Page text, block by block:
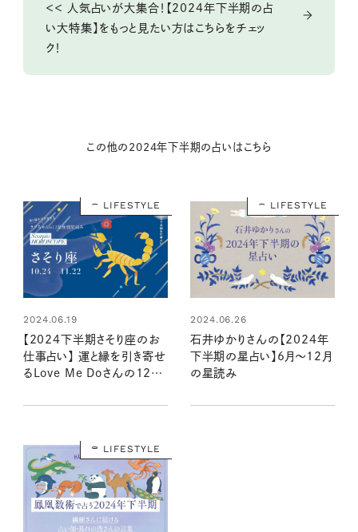
＜＜ 人気占いが大集合！【2024年下半期の占
い大特集】をもっと見たい方はこちらをチェッ
ク！
この他の2024年下半期の占いはこちら
LIFESTYLE
2024.06.19
【2024下半期さそり座のお
仕事占い】 運と縁を引き寄せ
るLove Me Doさんの12星
LIFESTYLE
2024.06.26
石井ゆかりさんの【2024年
下半期の星占い】6月～12月
の星読み
LIFESTYLE